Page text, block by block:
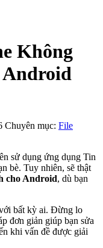
Không
Chuyên mục: File
sử dụng ứng dụng Tin
bè. Tuy nhiên, sẽ thật
cho Android, dù bạn
bất kỳ ai. Đừng lo
đơn giản giúp bạn sửa
khi vấn đề được giải